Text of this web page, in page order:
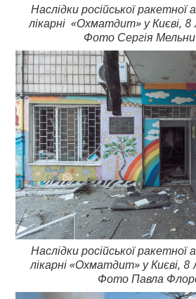
Наслідки російської
лікарні «Охматдит» у Києві,
Фото Сергія
Наслідки російської
лікарні «Охматдит» у Києві,
Фото Павла